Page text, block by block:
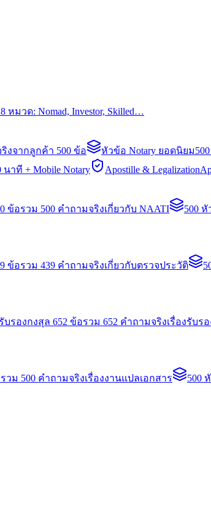
8 หมวด: Nomad, Investor, Skilled…
งจากลูกค้า 500 ข้อ หัวข้อ Notary ยอดนิยม
าที + Mobile Notary Apostille & Legalization
ข้อรวม 500 คำถามจริงเกี่ยวกับ NAATI 500
ข้อรวม 439 คำถามจริงเกี่ยวกับตรวจประวัติ
บรองกงสุล 652 ข้อรวม 652 คำถามจริงเรื่องรับร
รวม 500 คำถามจริงเรื่องงานแปลเอกสาร 500